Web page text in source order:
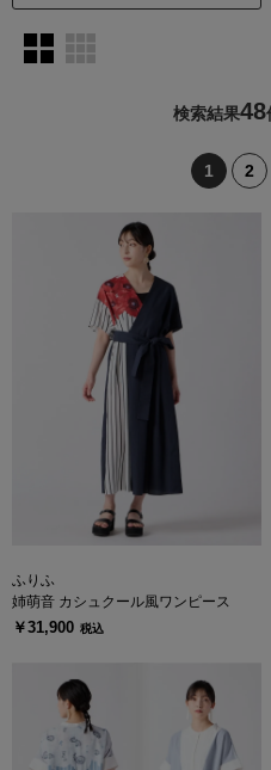
検索結果48
1 2
ふりふ
姉萌音 カシュクール風ワンピース
￥31,900 税込